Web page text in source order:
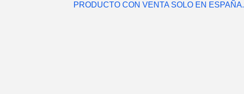
PRODUCTO CON VENTA SOLO EN ESPAÑA.